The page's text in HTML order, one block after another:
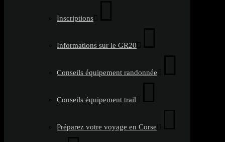
Inscriptions
Informations sur le GR20
Conseils équipement randonnée
Conseils équipement trail
Préparez votre voyage en Corse